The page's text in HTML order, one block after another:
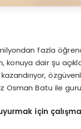
fazla
dair şu
Osman Batu ile
için